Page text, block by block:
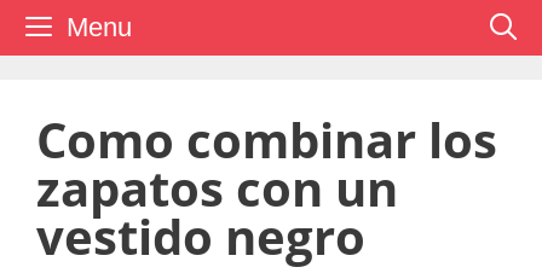
Saltar Menu
Como combinar los
zapatos con un
vestido negro